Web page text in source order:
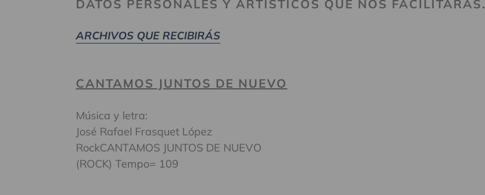
DATOS PERSONALES Y ARTISTICOS QUE NOS FACILITARAS.
ARCHIVOS QUE RECIBIRÁS
CANTAMOS JUNTOS DE NUEVO
Música y letra:
José Rafael Frasquet López
RockCANTAMOS JUNTOS DE NUEVO
(ROCK) Tempo= 109